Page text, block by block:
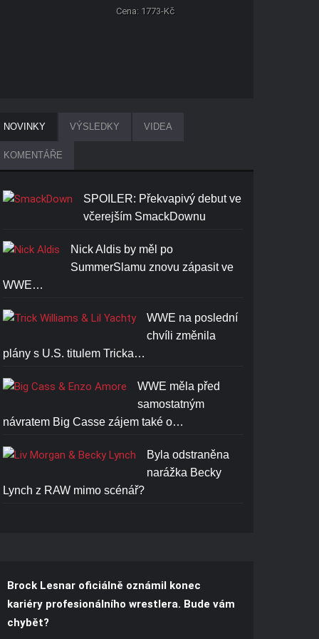
Cena: 1773-Kč
NOVINKY VÝSLEDKY VIDEA
KOMENTÁŘE
SPOILER: Překvapivý debut ve
včerejším SmackDownu
Nick Aldis by měl po
SummerSlamu znovu zápasit ve
WWE…
WWE na poslední
chvíli změnila
plány s U.S. titulem Tricka…
WWE měla před
samostatným
návratem Big Casse zájem také o…
Byla odstraněna
narážka Becky
Lynch z RAW mimo scénář?
Brock Lesnar oficiálně oznámil konec
kariéry profesionálního wrestlera. Bude vám
chybět?